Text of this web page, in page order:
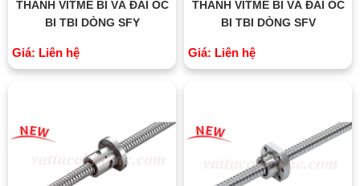
THANH VITME BI VÀ ĐAI ỐC
BI TBI DÒNG SFY
Giá: Liên hệ
THANH VITME BI VÀ ĐAI ỐC
BI TBI DÒNG SFV
Giá: Liên hệ